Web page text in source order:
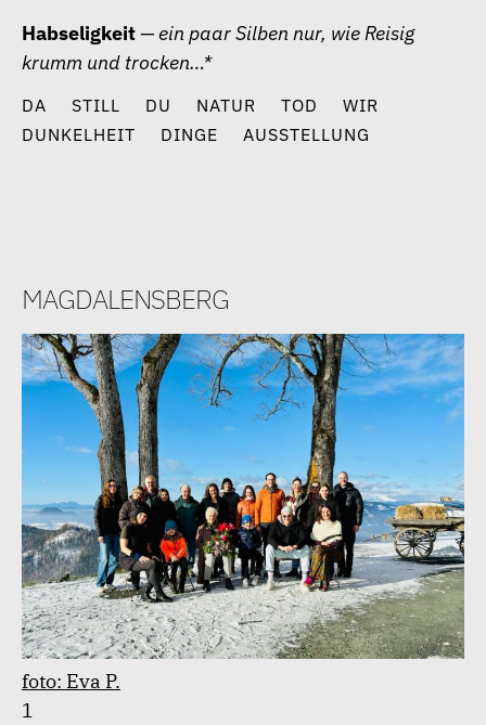
Inhalt
springen
Habseligkeit— ein paar Silben nur, wie Reisig
krumm und trocken…*
DA STILL DU NATUR TOD
WIR
DUNKELHEIT
DINGE AUSSTELLUNG
magdalensberg
foto: Eva P.
1